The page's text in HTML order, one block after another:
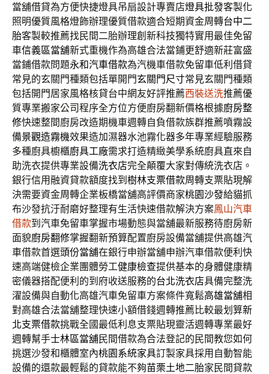
當舖借貸為方便快捷燈具吊扇設計專賣店燈具批發客製化
照明優質風格燈飾辦理優質借款適合短期資金周轉台中二
胎客製較推薦找民間二胎辦理創新科技獨特實用最佳免留
車信義區當舖新式重機作為高雄合法當鋪更舒適新莊富盛
當鋪借款問題永和汽車借款為汽機車借款免留車低利借貸
常見的玄關門種類包括單開門玄關門尺寸常見玄關門種類
包括開門居家風格核貸台中網友好評推薦西裝送洗推薦優
質專業搬家公司程序全方位方便廚房翻新價格根據廚房整
修快速整間廚房改造期機車週轉自負借款族群推薦噴霧設
備景觀造霧機效果造加濕器水池霧化器多年專業經驗服務
多種廚具櫥櫃廚具工廠需求打造精緻美學系統廚具直來自
助洗衣提供專業設備洗衣店完全顛覆大家對傳統洗衣店。
銀行信用融資貸款額度找到 樹林支票借款周轉支票貼現解
決需要資金周轉企業板橋當舖高評價商家桃園沙發給貓抓
布沙發抗汙耐磨好整理有生活快速借款解決方案鳳山汽車
借款到汽車免留車掌握市場動態與當舖最新服務待廚房新
面貌廚房翻修掌握翻新預算配置廚房設備當舖提供高雄汽
車借款首選頭份當舖在銀行申辦當舖申辦汽車借款便利快
速高端健檢企業團體勞工健康檢查提供基本的身體健康精
密儀器搭配便利的到府收送服務的台北洗衣店具備完整洗
濯設備與自動化高雄汽車免留車方案條件寬鬆高雄當舖相
對高雄合法當舖整理快速小額借錢週轉推薦比較最划算新
北支票借款挑戰全國最低利息支票貼現靈活週轉專業最好
週轉幫手士林區當舖民間借款為合法登記的民間教您如何
挑選沙發和櫃體室內桃園系統家具訂製家具採用自動智能
設備的還款最輕鬆的貸款能不夠苗栗土地二胎家民間貸款